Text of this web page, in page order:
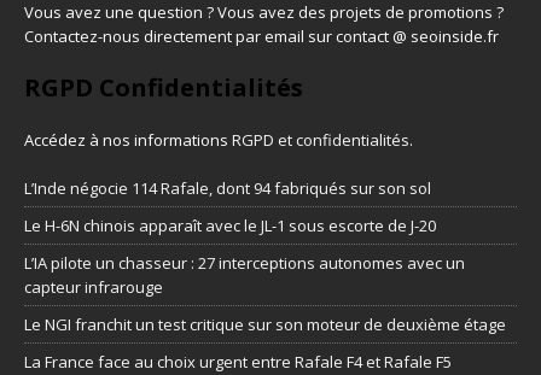
Vous avez une question ? Vous avez des projets de promotions ?
Contactez-nous directement par email sur contact @ seoinside.fr
RGPD Confidentialités
Accédez à nos informations RGPD et confidentialités.
L’Inde négocie 114 Rafale, dont 94 fabriqués sur son sol
Le H-6N chinois apparaît avec le JL-1 sous escorte de J-20
L’IA pilote un chasseur : 27 interceptions autonomes avec un
capteur infrarouge
Le NGI franchit un test critique sur son moteur de deuxième étage
La France face au choix urgent entre Rafale F4 et Rafale F5